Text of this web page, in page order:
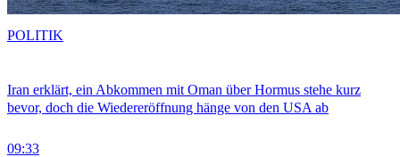
Iran erklärt, ein Abkommen mit Oman über Hormus stehe kurz
bevor, doch die Wiedereröffnung hänge von den USA ab
09:33
POLITIK